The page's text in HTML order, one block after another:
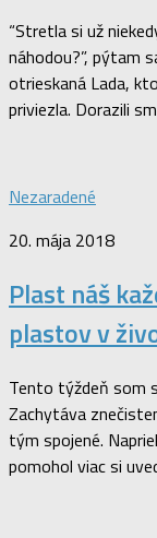
“Stretla si už
náhodou?”, pýtam
otrieskaná Lada,
priviezla. Dorazili
Nezaradené
20. mája 2018
Plast náš
plastov v
Tento týždeň som
Zachytáva
tým spojené.
pomohol viac si